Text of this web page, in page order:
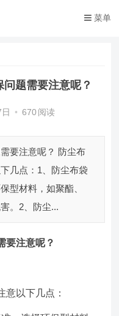
菜单
题需要注意呢？
• 670 阅读
要注意呢？ 防尘布
几点：1、防尘布袋
型材料，如聚酯、
。2、防尘...
要注意呢 ？
意以下几点：